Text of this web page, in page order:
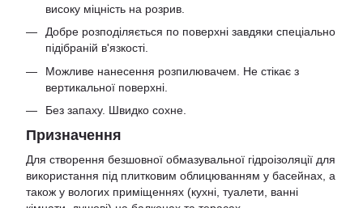
високу міцність на розрив.
Добре розподіляється по поверхні завдяки спеціально
підібраній в'язкості.
Можливе нанесення розпилювачем. Не стікає з
вертикальної поверхні.
Без запаху. Швидко сохне.
Призначення
Для створення безшовної обмазувальної гідроізоляції для
використання під плитковим облицюванням у басейнах, а
також у вологих приміщеннях (кухні, туалети, ванні